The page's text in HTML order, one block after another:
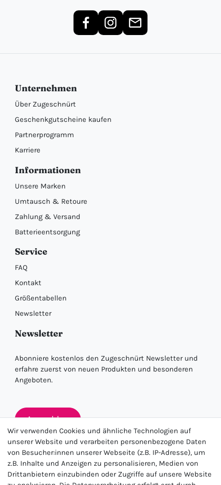
Unternehmen
Über Zugeschnürt
Geschenkgutscheine kaufen
Partnerprogramm
Karriere
Informationen
Unsere Marken
Umtausch & Retoure
Zahlung & Versand
Batterieentsorgung
Service
FAQ
Kontakt
Größentabellen
Newsletter
Newsletter
Abonniere kostenlos den Zugeschnürt Newsletter und
erfahre zuerst von neuen Produkten und besonderen
Angeboten.
Anmelden
★★★★★
4.5 / 5.0 (23.143)
Wir verwenden Cookies und ähnliche Technologien auf
unserer Website und verarbeiten personenbezogene Daten
von Besucher:innen unserer Webseite (z.B. IP-Adresse), um
z.B. Inhalte und Anzeigen zu personalisieren, Medien von
Drittanbietern einzubinden oder Zugriffe auf unsere Website